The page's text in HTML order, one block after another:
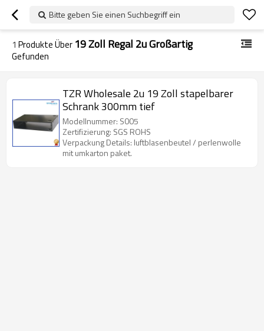
Bitte geben Sie einen Suchbegriff ein
1 Produkte Über 19 Zoll Regal 2u Großartig
Gefunden
TZR Wholesale 2u 19 Zoll stapelbarer
Schrank 300mm tief
Modellnummer: S005
Zertifizierung: SGS ROHS
Verpackung Details: luftblasenbeutel / perlenwolle
mit umkarton paket.